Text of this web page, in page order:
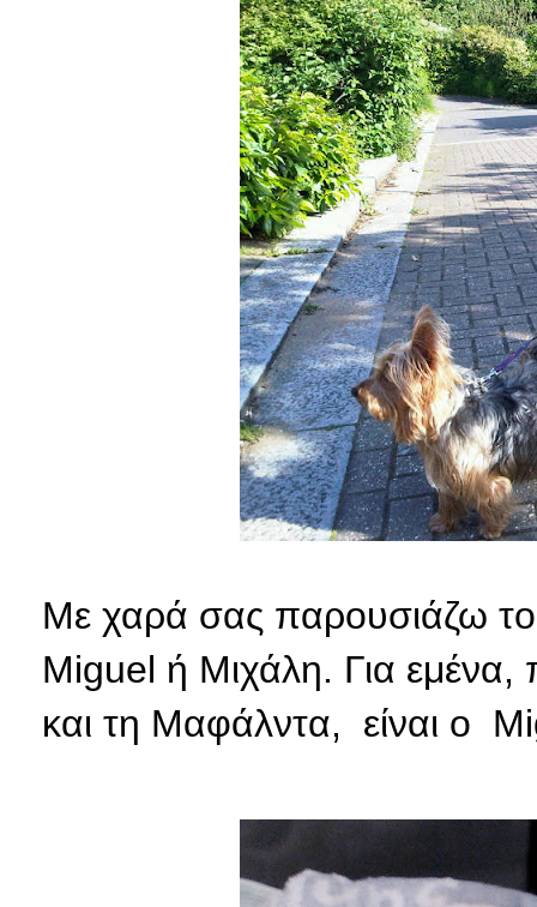
Με χαρά σας παρουσιάζω το
Miguel ή Μιχάλη. Για
και τη Μαφάλντα, είναι ο